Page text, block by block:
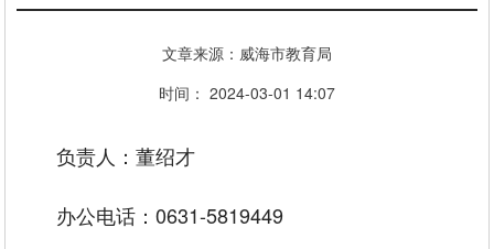
文章来源：威海市教育局
时间： 2024-03-01 14:07
负责人：董绍才
办公电话：0631-5819449